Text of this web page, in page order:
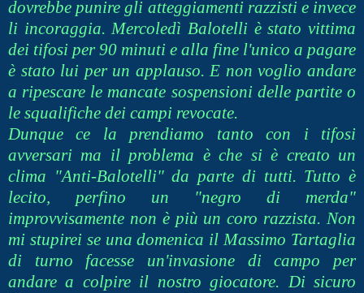
dovrebbe punire gli atteggiamenti razzisti e invece
li incoraggia. Mercoledì Balotelli è stato vittima
dei tifosi per 90 minuti e alla fine l'unico a pagare
è stato lui per un applauso. E non voglio andare
a ripescare le mancate sospensioni delle partite o
le squalifiche dei campi revocate.
Dunque ce la prendiamo tanto con i tifosi
avversari ma il problema è che si è creato un
clima "Anti-Balotelli" da parte di tutti. Tutto è
lecito, perfino un "negro di merda"
improvvisamente non è più un coro razzista. Non
mi stupirei se una domenica il Massimo Tartaglia
di turno facesse un'invasione di campo per
andare a colpire il nostro giocatore. Di sicuro